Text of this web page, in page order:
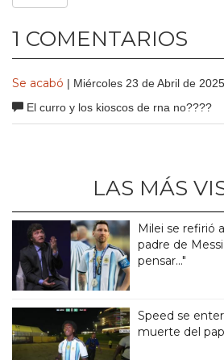
1 COMENTARIOS
Se acabó | Miércoles 23 de Abril de 2025
El curro y los kioscos de rna no????
LAS MÁS
Milei se refirió
padre de
pensar..."
Speed se
muerte del